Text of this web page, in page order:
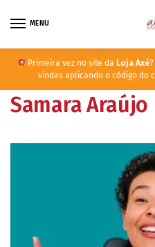
MENU
Primeira vez no site da Loja Axé
vindas aplicando o código do
Samara Araújo